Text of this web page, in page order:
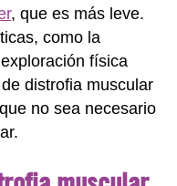
, que es más leve.
como la
física
distrofia muscular
no sea necesario